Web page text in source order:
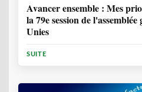
Avancer ensemble : Mes
la 79e session de
Unies
SUITE